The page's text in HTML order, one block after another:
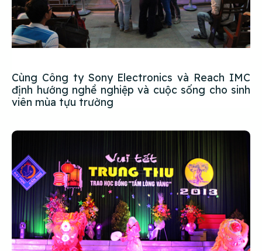
Cùng Công ty Sony Electronics và Reach IMC
định hướng nghề nghiệp và cuộc sống cho sinh
viên mùa tựu trường